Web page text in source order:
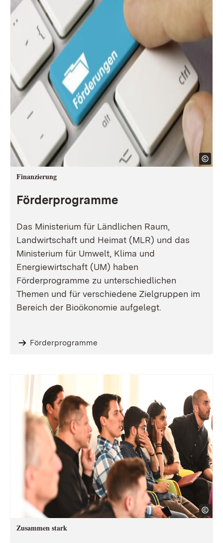
Finanzierung
Förderprogramme
Das Ministerium für Ländlichen Raum,
Landwirtschaft und Heimat (MLR) und das
Ministerium für Umwelt, Klima und
Energiewirtschaft (UM) haben
Förderprogramme zu unterschiedlichen
Themen und für verschiedene Zielgruppen im
Bereich der Bioökonomie aufgelegt.
Förderprogramme
Zusammen stark